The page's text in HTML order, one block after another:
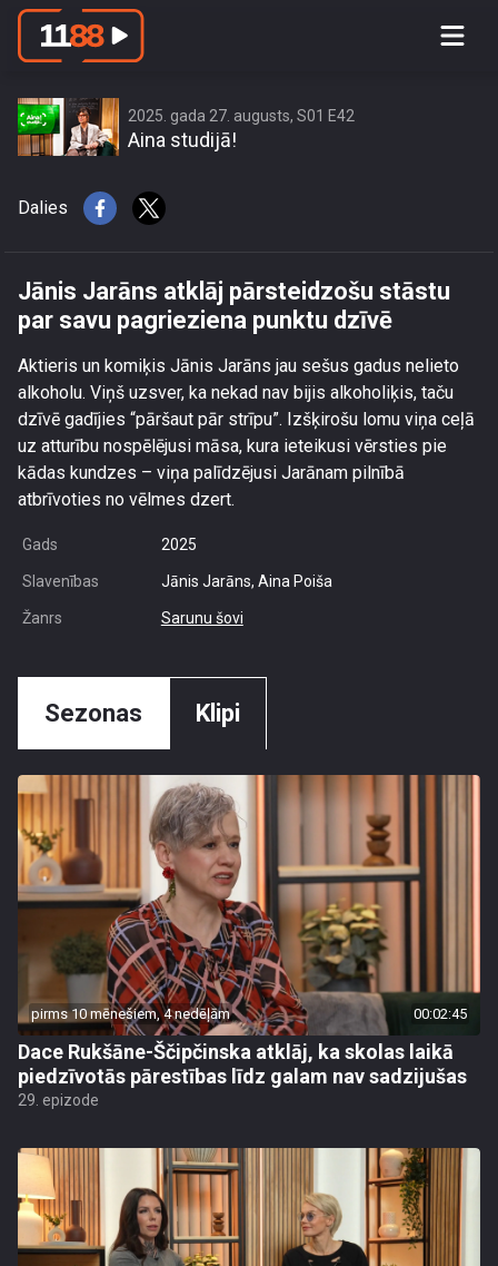
Jānis Jarāns atklāj pārsteidzošu
2025. gada 27. augusts, S01 E42
Aina studijā!
Dalies
Jānis Jarāns atklāj pārsteidzošu stāstu
par savu pagrieziena punktu dzīvē
Aktieris un komiķis Jānis Jarāns jau sešus gadus nelieto
alkoholu. Viņš uzsver, ka nekad nav bijis alkoholiķis, taču
dzīvē gadījies “pāršaut pār strīpu”. Izšķirošu lomu viņa ceļā
uz atturību nospēlējusi māsa, kura ieteikusi vērsties pie
kādas kundzes – viņa palīdzējusi Jarānam pilnībā
atbrīvoties no vēlmes dzert.
Gads 2025
Slavenības Jānis Jarāns, Aina Poiša
Žanrs Sarunu šovi
Sezonas Klipi
pirms 10 mēnešiem, 4 nedēļām 00:02:45
Dace Rukšāne-Ščipčinska atklāj, ka skolas laikā
piedzīvotās pārestības līdz galam nav sadzijušas
29. epizode